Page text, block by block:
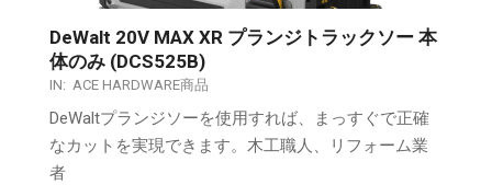
DeWalt 20V MAX XR プランジトラックソー 本
体のみ (DCS525B)
IN: ACE HARDWARE商品
DeWaltプランジソーを使用すれば、まっすぐで正確
なカットを実現できます。木工職人、リフォーム業
者